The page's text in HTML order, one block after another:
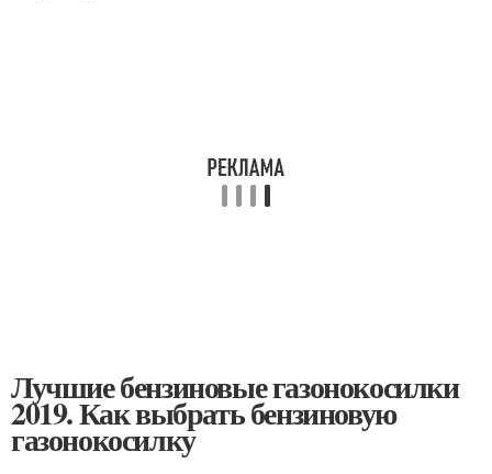
Лучшие бензиновые газонокосилки
2019. Как выбрать бензиновую
газонокосилку